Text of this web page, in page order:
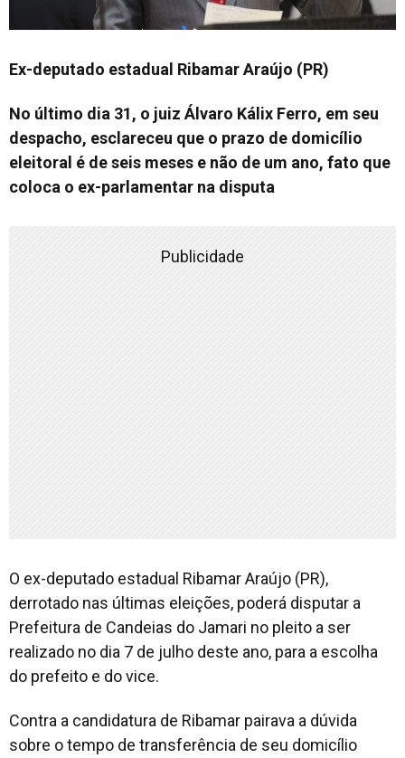
Ex-deputado estadual Ribamar Araújo (PR)
No último dia 31, o juiz Álvaro Kálix Ferro, em seu
despacho, esclareceu que o prazo de domicílio
eleitoral é de seis meses e não de um ano, fato que
coloca o ex-parlamentar na disputa
Publicidade
O ex-deputado estadual Ribamar Araújo (PR),
derrotado nas últimas eleições, poderá disputar a
Prefeitura de Candeias do Jamari no pleito a ser
realizado no dia 7 de julho deste ano, para a escolha
do prefeito e do vice.
Contra a candidatura de Ribamar pairava a dúvida
sobre o tempo de transferência de seu domicílio